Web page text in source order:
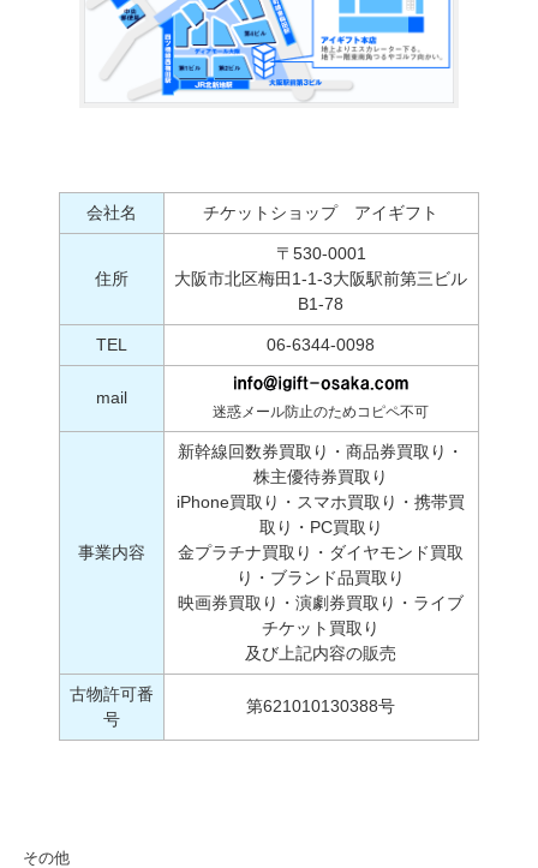
会社名 チケットショップ アイギフト
住所
〒530-0001
大阪市北区梅田1-1-3大阪駅前第三ビル
B1-78
TEL 06-6344-0098
mail
迷惑メール防止のためコピペ不可
事業内容
新幹線回数券買取り・商品券買取り・
株主優待券買取り
iPhone買取り・スマホ買取り・携帯買
取り・PC買取り
金プラチナ買取り・ダイヤモンド買取
り・ブランド品買取り
映画券買取り・演劇券買取り・ライブ
チケット買取り
及び上記内容の販売
古物許可番
号
第621010130388号
その他